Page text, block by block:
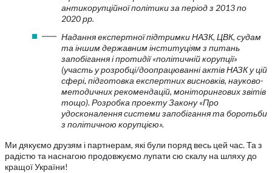
антикорупційної політики за період з 2013 по
2020 рр.
Надання експертної підтримки НАЗК, ЦВК, судам
та іншим державним інституціям з питань
запобігання і протидії «політичній корупції»
(участь у розробці/доопрацюванні актів НАЗК у цій
сфері, підготовка експертних висновків, науково-
методичних рекомендацій, моніторингових звітів
тощо). Розробка проекту Закону «Про
удосконалення системи запобігання та боротьби
з політичною корупцією».
Ми дякуємо друзям і партнерам, які були поряд весь цей час. Та з
радістю та наснагою продовжуємо лупати сю скалу на шляху до
кращої України!